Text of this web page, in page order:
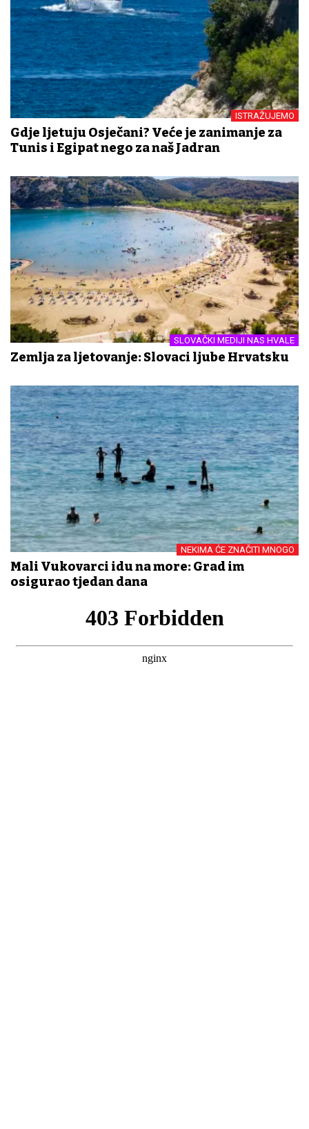
ISTRAŽUJEMO
Gdje ljetuju Osječani? Veće je zanimanje za
Tunis i Egipat nego za naš Jadran
SLOVAČKI MEDIJI NAS HVALE
Zemlja za ljetovanje: Slovaci ljube Hrvatsku
NEKIMA ĆE ZNAČITI MNOGO
Mali Vukovarci idu na more: Grad im
osigurao tjedan dana